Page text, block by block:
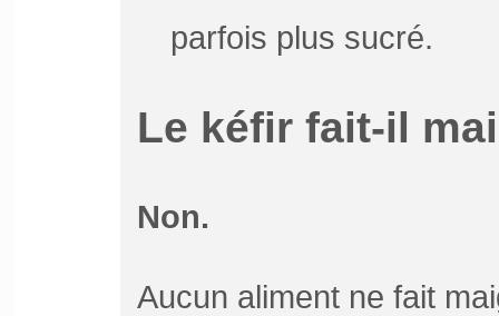
parfois plus sucré.
Le kéfir fait-il
Non.
Aucun aliment ne fait